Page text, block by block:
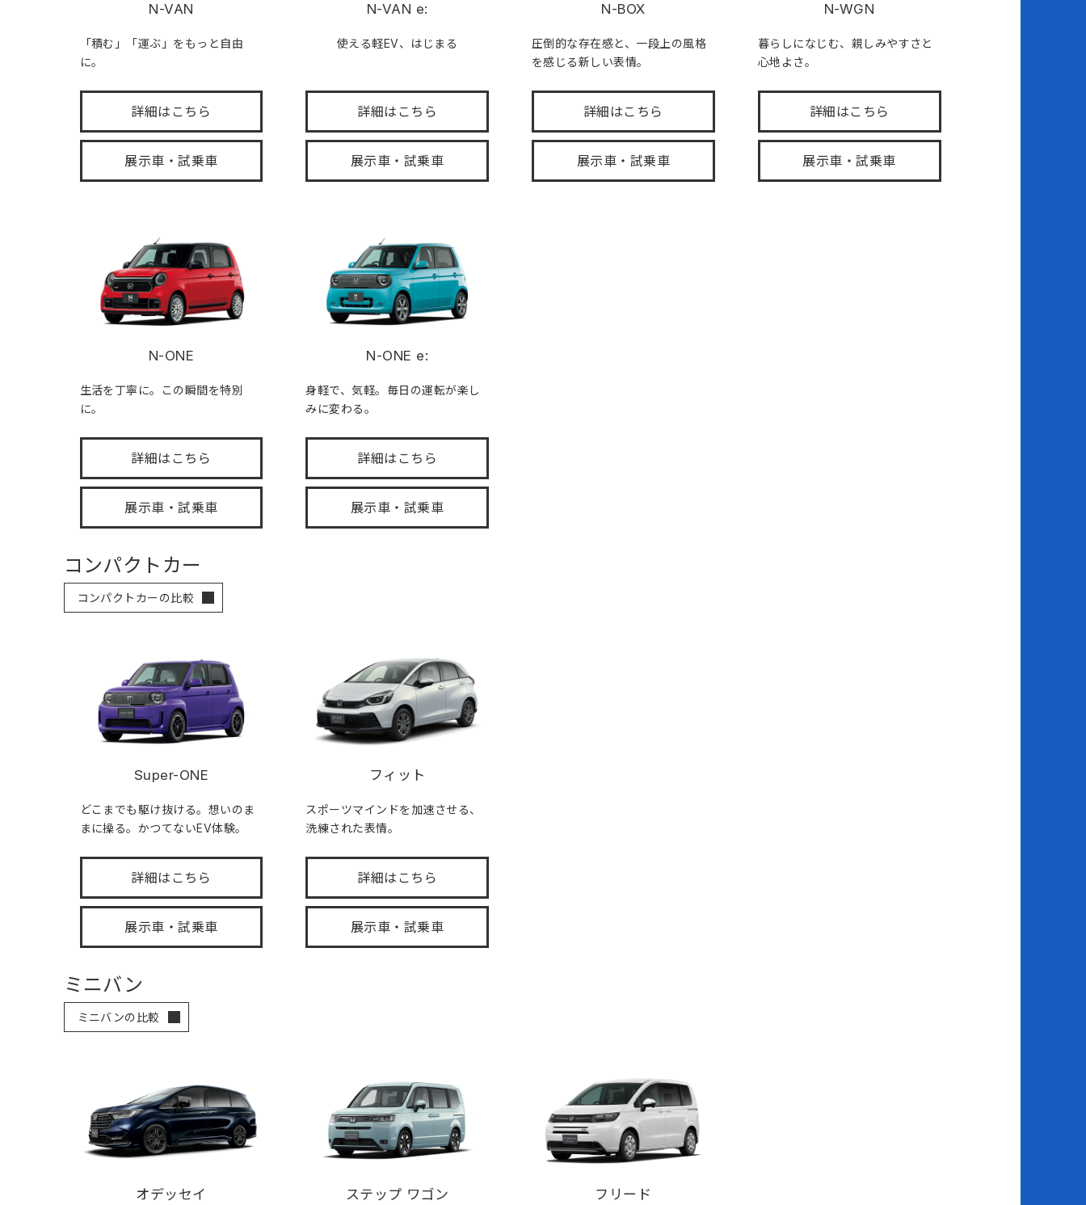
N-VAN
「積む」「運ぶ」をもっと自由
に。
詳細はこちら
展示車・試乗車
N-VAN e:
使える軽EV、はじまる
詳細はこちら
展示車・試乗車
N-BOX
圧倒的な存在感と、一段上の風格
を感じる新しい表情。
詳細はこちら
展示車・試乗車
N-WGN
暮らしになじむ、親しみやすさと
心地よさ。
詳細はこちら
展示車・試乗車
N-ONE
生活を丁寧に。この瞬間を特別
に。
詳細はこちら
展示車・試乗車
N-ONE e:
身軽で、気軽。毎日の運転が楽し
みに変わる。
詳細はこちら
展示車・試乗車
コンパクトカー
コンパクトカーの比較
Super-ONE
どこまでも駆け抜ける。想いのま
まに操る。かつてないEV体験。
詳細はこちら
展示車・試乗車
フィット
スポーツマインドを加速させる、
洗練された表情。
詳細はこちら
展示車・試乗車
ミニバン
ミニバンの比較
オデッセイ ステップ ワゴン フリード